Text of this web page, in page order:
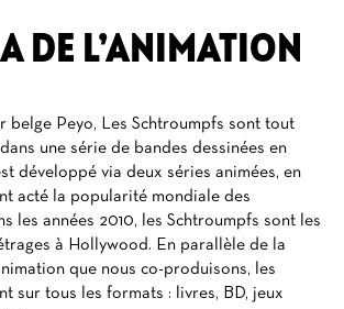
DE L’ANIMATION
belge Peyo, Les Schtroumpfs sont tout
une série de bandes dessinées en
développé via deux séries animées, en
acté la popularité mondiale des
les années 2010, les Schtroumpfs sont les
à Hollywood. En parallèle de la
que nous co-produisons, les
sur tous les formats : livres, BD, jeux